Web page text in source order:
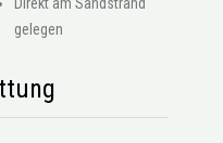
gelegen